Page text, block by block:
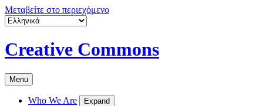
Μεταβείτε στο περιεχόμενο
Creative Commons
Menu
Who We Are Expand